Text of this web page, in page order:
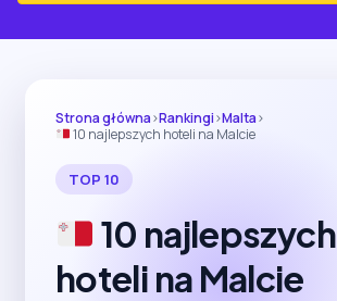
Strona główna›Rankingi›Malta›
10 najlepszych hoteli na Malcie
10 najlepszych
hoteli na Malcie
TOP 10